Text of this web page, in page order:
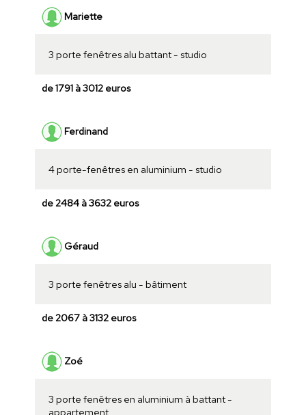
Mariette
3 porte fenêtres alu battant - studio
de 1791 à 3012 euros
Ferdinand
4 porte-fenêtres en aluminium - studio
de 2484 à 3632 euros
Géraud
3 porte fenêtres alu - bâtiment
de 2067 à 3132 euros
Zoé
3 porte fenêtres en aluminium à battant -
appartement